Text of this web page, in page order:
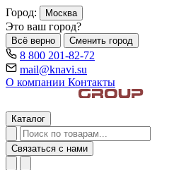
Город: Москва
Это ваш город?
Всё верно Сменить город
8 800 201-82-72
mail@knavi.su
О компании Контакты
Каталог
Связаться с нами